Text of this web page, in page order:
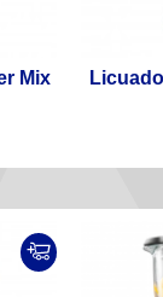
Mix